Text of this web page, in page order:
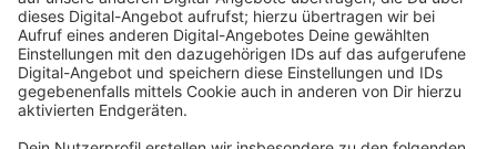
Hückeswagen, Lindlar und Marienheide. Doch auch für
Autofahrer hat das Thema Brisanz: Mit der aktuellen
Situation kommt es durch Schüler, die die Straße
überqueren und einfädelnde Busse immer wieder zu
langen Staus.